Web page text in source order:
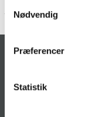
Nødvendig
Præferencer
Statistik
KONTAKT
HQ:Theilgaards